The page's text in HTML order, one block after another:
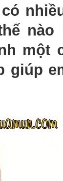
nào
một
giúp